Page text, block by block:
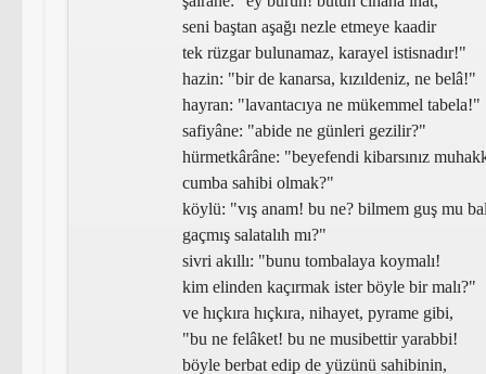
seni baştan aşağı nezle etmeye kaadir
tek rüzgar bulunamaz, karayel istisnadır!"
hazin: "bir de kanarsa, kızıldeniz, ne belâ!"
hayran: "lavantacıya ne mükemmel tabela!"
safiyâne: "abide ne günleri gezilir?"
hürmetkârâne: "beyefendi kibarsınız
cumba sahibi olmak?"
köylü: "vış anam! bu ne? bilmem guş mu
gaçmış salatalıh mı?"
sivri akıllı: "bunu tombalaya koymalı!
kim elinden kaçırmak ister böyle bir malı?"
ve hıçkıra hıçkıra, nihayet, pyrame gibi,
"bu ne felâket! bu ne musibettir yarabbi!
böyle berbat edip de yüzünü sahibinin,